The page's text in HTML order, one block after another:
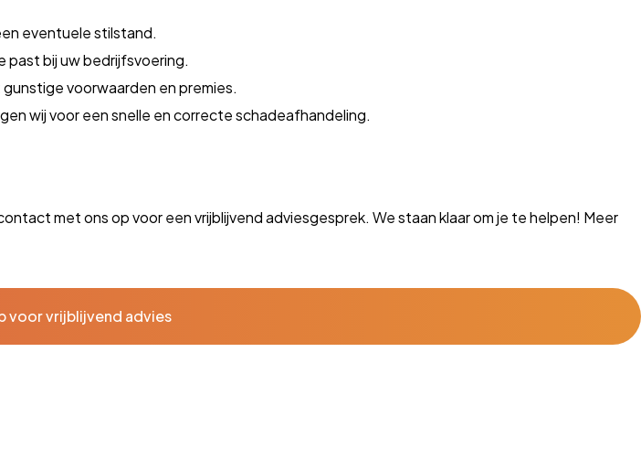
eventuele stilstand.
past bij uw bedrijfsvoering.
voorwaarden en premies.
wij voor een snelle en correcte schadeafhandeling.
met ons op voor een vrijblijvend adviesgesprek. We staan klaar om je te helpen! Meer
voor vrijblijvend advies